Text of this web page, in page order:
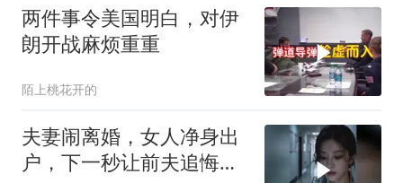
两件事令美国明白，对伊
朗开战麻烦重重
陌上桃花开的
夫妻闹离婚，女人净身出
户，下一秒让前夫追悔莫